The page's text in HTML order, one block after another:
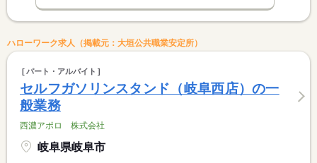
ハローワーク求人（掲載元：大垣公共職業安定所）
パート・アルバイト
セルフガソリンスタンド（岐阜西店）の一
般業務
西濃アポロ 株式会社
岐阜県岐阜市